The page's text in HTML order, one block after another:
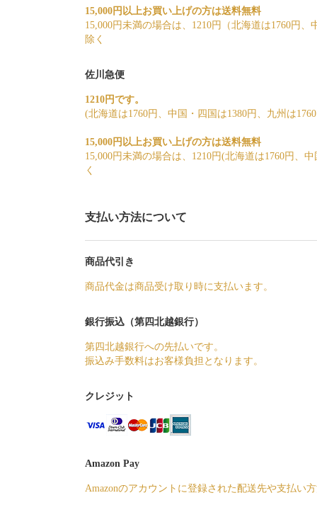
15,000円以上お買い上げの方は送料無料
15,000円未満の場合は、1210円（北海道は1760円
除く
佐川急便
1210円です。
(北海道は1760円、中国・四国は1380円、九州は
15,000円以上お買い上げの方は送料無料
15,000円未満の場合は、1210円(北海道は1760円、
く
支払い方法について
商品代引き
商品代金は商品受け取り時に支払います。
銀行振込（第四北越銀行）
第四北越銀行への先払いです。
振込み手数料はお客様負担となります。
クレジット
Amazon Pay
Amazonのアカウントに登録された配送先や支払い